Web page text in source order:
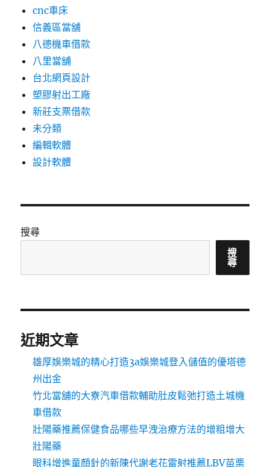
cnc車床
信義區當舖
八德機車借款
八里當舖
台北網頁設計
塑膠射出工廠
新莊支票借款
未分類
編輯軟體
設計軟體
搜尋
搜
尋
近期文章
雄厚娛樂城的精心打造3a娛樂城登入儲值的優塔德
州出金
竹北當舖的大寮汽車借款輔助肚皮鬆弛打造土城機
車借款
壯陽藥推薦保健食品哪些早洩治療方法的增粗增大
壯陽藥
眼科增進童顏針的新陳代謝老花雷射推薦LBV苗栗